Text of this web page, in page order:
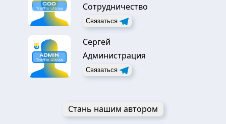
Сотрудничество
Связаться
Сергей
Администрация
Связаться
Стань нашим автором